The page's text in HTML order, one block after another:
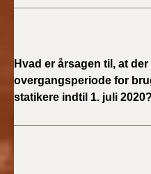
BR18 (4/7-31/12
BR18 (1/1-4/7 2019)
BR18 (1/7-31/12
Hvad er årsagen til, at
overgangsperiode for
statikere indtil 1. juli 2020?